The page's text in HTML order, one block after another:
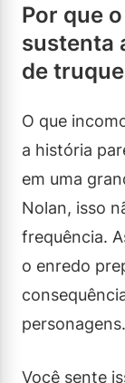
Por que
sustenta
de
O que
a história
em uma
Nolan, isso
frequência.
o enredo
personagens.
Você sente